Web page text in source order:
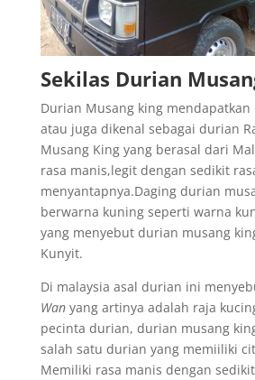
Sekilas Durian
Durian Musang king mendapatkan
atau juga dikenal sebagai durian
Musang King yang berasal dari
rasa manis,legit dengan sedikit
menyantapnya.Daging durian
berwarna kuning seperti warna
yang menyebut durian musang
Kunyit.
Di malaysia asal durian ini
Wanyang artinya adalah raja
pecinta durian, durian musang
salah satu durian yang memiiliki
Memiliki rasa manis dengan